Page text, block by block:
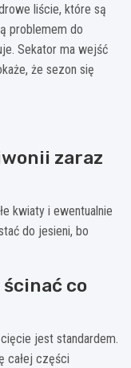
liście, które są
problemem do
Sekator ma wejść
że sezon się
zaraz
kwiaty i ewentualnie
do jesieni, bo
co
jest standardem.
całej części